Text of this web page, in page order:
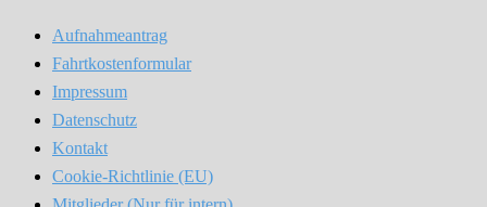
Aufnahmeantrag
Fahrtkostenformular
Impressum
Datenschutz
Kontakt
Cookie-Richtlinie (EU)